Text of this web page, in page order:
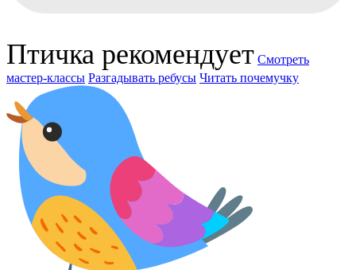
Птичка рекомендует Смотреть
мастер-классы Разгадывать ребусы Читать почемучку